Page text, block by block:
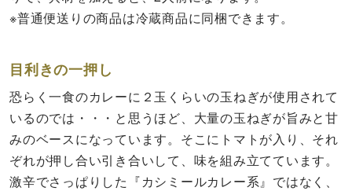
※普通便送りの商品は冷蔵商品に同梱できます。
目利きの一押し
恐らく一食のカレーに２玉くらいの玉ねぎが使用されて
いるのでは・・・と思うほど、大量の玉ねぎが旨みと甘
みのベースになっています。そこにトマトが入り、それ
ぞれが押し合い引き合いして、味を組み立てています。
激辛でさっぱりした『カシミールカレー系』ではなく、